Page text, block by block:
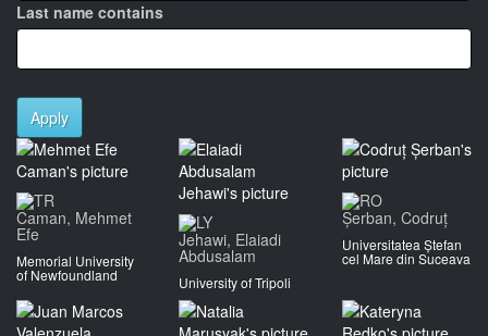
Last name contains
Apply
Caman, Mehmet
Efe
Memorial University
of Newfoundland
Jehawi, Elaiadi
Abdusalam
University of Tripoli
Șerban, Codruț
Universitatea Ștefan
cel Mare din Suceava